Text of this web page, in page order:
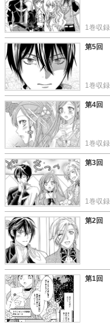
この話を読む
1巻収録
この話を読む
第5回
1巻収録
この話を読む
第4回
1巻収録
この話を読む
第3回
1巻収録
この話を読む
第2回
この話を読む
第1回